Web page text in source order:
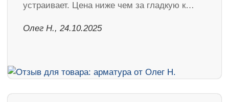
устраивает. Цена ниже чем за гладкую к…
Олег Н., 24.10.2025